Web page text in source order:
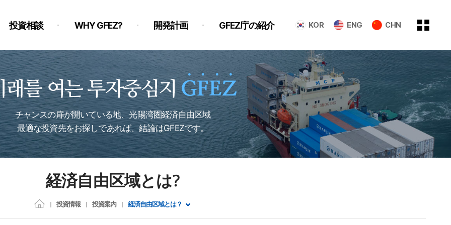
KOR ENG CHN
投資相談 WHY GFEZ? 開発計画 GFEZ庁の紹介
チャンスの扉が開いている地、光陽湾圏経済自由区域
最適な投資先をお探しであれば、結論はGFEZです。
経済自由区域とは？
投資情報 投資案内 経済自由区域とは？